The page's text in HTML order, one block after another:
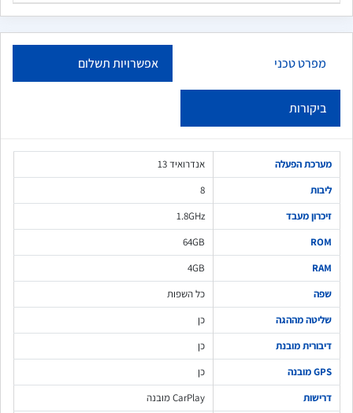
מפרט טכני אפשרויות תשלום
ביקורות
מערכת הפעלה
אנדרואיד 13
ליבות
8
זיכרון מעבד
1.8GHz
ROM
64GB
RAM
4GB
שפה
כל השפות
שליטה מההגה
כן
דיבורית מובנת
כן
GPS מובנה
כן
דרישות
CarPlay מובנה